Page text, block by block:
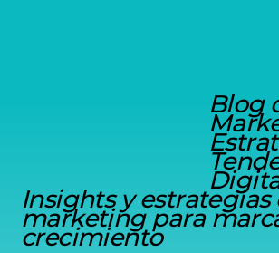
Blog
Insights y estrategias
marketing para
crecimiento